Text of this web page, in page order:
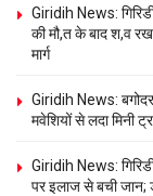
Giridih News:
की मौ,त के बाद श,व रख
मार्ग
Giridih News: बगोदर
मवेशियों से लदा मिनी
Giridih News:
पर इलाज से बची जान;